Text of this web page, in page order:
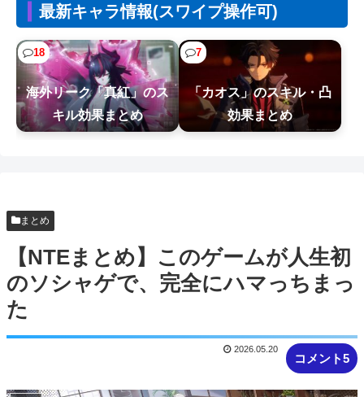
【NTEまとめ】オークションは無駄に価格をつり
上げて最後に降りるのが楽しい
【悲報画像】よゐこの二人、新しいゲームチャン
ネルを立ち上げるwwww
【悲報】日本の盆踊り文化、キモオタに破壊され
中国掲示板のリアルな反応まと...
最新キャラ情報(スワイプ操作可)
18
海外リーク「真紅」のス
キル効果まとめ
7
「カオス」のスキル・凸
効果まとめ
まとめ
【NTEまとめ】このゲームが人生初
のソシャゲで、完全にハマっちまっ
た
コメント5
2026.05.20